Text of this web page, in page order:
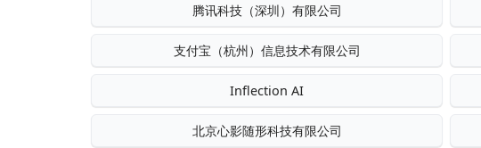
腾讯科技（深圳）有限公司
支付宝（杭州）信息技术有限公司
Inflection AI
北京心影随形科技有限公司